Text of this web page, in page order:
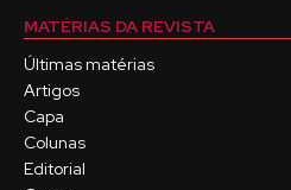
MATÉRIAS DA REVISTA
Últimas matérias
Artigos
Capa
Colunas
Editorial